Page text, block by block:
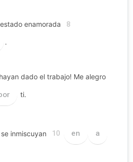
enamorada 8
.
dado el trabajo! Me alegro
ti.
inmiscuyan 10 en a